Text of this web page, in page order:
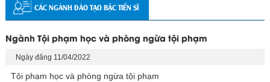
CÁC NGÀNH ĐÀO TẠO BẬC TIẾN SĨ
Ngành Tội phạm học và phòng ngừa tội phạm
Ngày đăng 11/04/2022
Tội phạm học và phòng ngừa tội phạm